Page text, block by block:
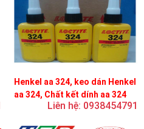
Henkel aa 324, keo dán Henkel
aa 324, Chất kết dính aa 324
Liên hệ: 0938454791